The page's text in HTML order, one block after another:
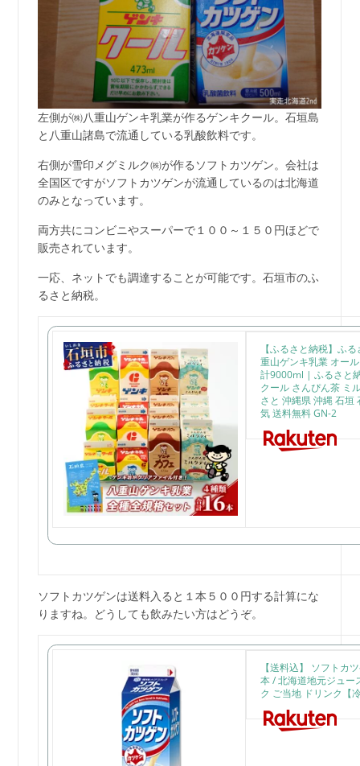
左側が㈱八重山ゲンキ乳業が作るゲンキクール。石垣島
と八重山諸島で流通している乳酸飲料です。
右側が雪印メグミルク㈱が作るソフトカツゲン。会社は
全国区ですがソフトカツゲンが流通しているのは北海道
のみとなっています。
両方共にコンビニやスーパーで１００～１５０円ほどで
販売されています。
一応、ネットでも調達することが可能です。石垣市のふ
るさと納税。
【ふるさと納税】ふ
重山ゲンキ乳業 オー
計9000ml | ふるさと
クール さんぴん茶 ミ
さと 沖縄県 沖縄 石垣
気 送料無料 GN-2
ソフトカツゲンは送料入ると１本５００円する計算にな
りますね。どうしても飲みたい方はどうぞ。
【送料込】 ソフトカ
本 / 北海道地元ジュー
ク ご当地 ドリンク【